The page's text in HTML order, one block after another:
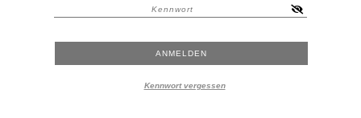
Kennwort vergessen